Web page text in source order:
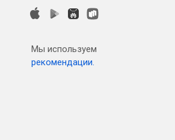
Мы используем
рекомендации.